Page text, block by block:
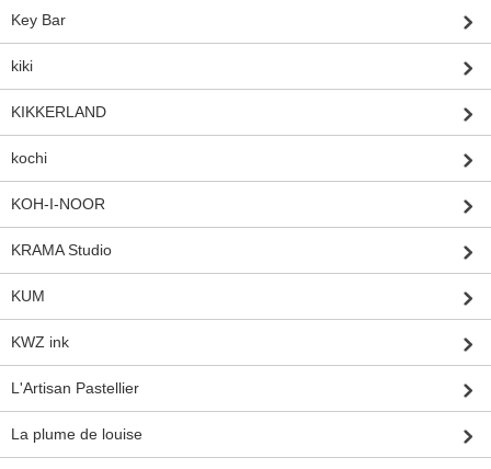
Key Bar
kiki
KIKKERLAND
kochi
KOH-I-NOOR
KRAMA Studio
KUM
KWZ ink
L'Artisan Pastellier
La plume de louise